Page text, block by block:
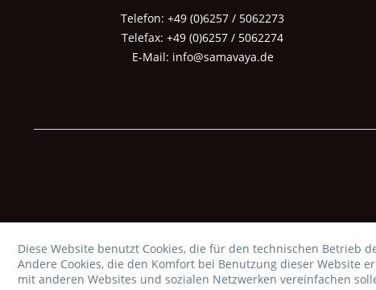
Telefon: +49 (0)6257 / 5062273
Telefax: +49 (0)6257 / 5062274
E-Mail: info@samavaya.de
Diese Website benutzt Cookies, die für den technischen Betrieb
Andere Cookies, die den Komfort bei Benutzung dieser Website
mit anderen Websites und sozialen Netzwerken vereinfachen